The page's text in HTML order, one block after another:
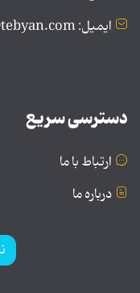
ایمیل: public@tebyan.com
دسترسی سریع
ارتباط با ما
درباره ما